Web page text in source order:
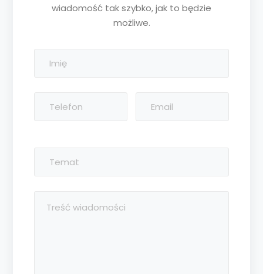
wiadomość tak szybko, jak to będzie
możliwe.